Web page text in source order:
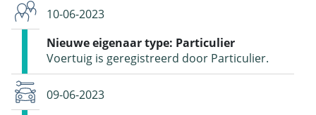
10-06-2023
Nieuwe eigenaar type: Particulier
Voertuig is geregistreerd door Particulier.
09-06-2023